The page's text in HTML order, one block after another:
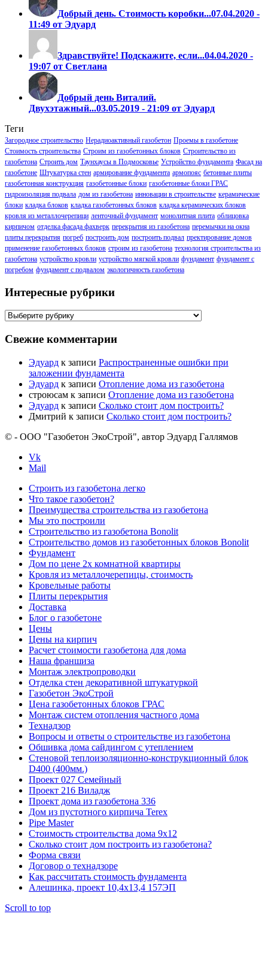
Добрый день. Стоимость коробки...07.04.2020 -
11:49 от Эдуард
Здравствуйте! Подскажите, если...04.04.2020 -
19:07 от Светлана
Добрый день Виталий.
Двухэтажный...03.05.2019 - 21:09 от Эдуард
Теги
Загородное строительство Нерадиоактивный газобетон Проемы в газобетоне
Стоимость строительства Строим из газобетонных блоков Строительство из
газобетона Строить дом Таунхаусы в Подмосковье Устройство фундамента Фасад на
газобетоне Штукатурка стен армирование фундамента армопояс бетонные плиты
газобетонная конструкция газобетонные блоки газобетонные блоки ГРАС
гидроизоляция подвала дом из газобетона инновации в строительстве керамические
блоки кладка блоков кладка газобетонных блоков кладка керамических блоков
кровля из металлочерепици ленточный фундамент монолитная плита облицовка
кирпичом отделка фасада фахверк перекрытия из газобетона перемычки на окна
плиты перекрытия погреб построить дом построить подвал пректирование домов
применение газобетонных блоков строим из газобетона технология строительства из
газобетона устройство кровли устройство мягкой кровли фундамент фундамент с
погребом фундамент с подвалом экологичность газобетона
Интересные рубрики
Интересные
Свежие комментарии
Эдуард к записи Распространенные ошибки при
заложении фундамента
Эдуард к записи Отопление дома из газобетона
строюсам к записи Отопление дома из газобетона
Эдуард к записи Сколько стоит дом построить?
Дмитрий к записи Сколько стоит дом построить?
© - ООО "Газобетон ЭкоСтрой", автор Эдуард Галлямов
Vk
Mail
Строить из газобетона легко
Что такое газобетон?
Преимущества строительства из газобетона
Мы это построили
Строительство из газобетона Bonolit
Строительство домов из газобетонных блоков Bonolit
Фундамент
Дом по цене 2х комнатной квартиры
Кровля из металлочерепицы, стоимость
Кровельные работы
Плиты перекрытия
Доставка
Блог о газобетоне
Цены
Цены на кирпич
Расчет стоимости газобетона для дома
Наша франшиза
Монтаж электропроводки
Отделка стен декоративной штукатуркой
Газобетон ЭкоСтрой
Цена газобетонных блоков ГРАС
Монтаж систем отопления частного дома
Технадзор
Вопросы и ответы о строительстве из газобетона
Обшивка дома сайдингом с утеплением
Стеновой теплоизоляционно-конструкционный блок
D400 (400мм.)
Проект 027 Семейный
Проект 216 Виладж
Проект дома из газобетона 336
Дом из пустотного кирпича Terex
Pipe Master
Стоимость строительства дома 9х12
Сколько стоит дом построить из газобетона?
Форма связи
Договор о технадзоре
Как рассчитать стоимость фундамента
Алешинка, проект 10,4х13,4 157ЭП
Scroll to top